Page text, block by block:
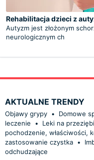
Rehabilitacja dzieci z
Autyzm jest złożonym
neurologicznym ch
AKTUALNE TRENDY
Objawy grypy • Domowe
leczenie
• Leki na
pochodzenie, właściwości,
zastosowanie czystka •
odchudzające